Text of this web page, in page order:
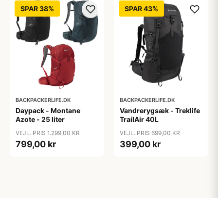
SPAR 38%
BACKPACKERLIFE.DK
Daypack - Montane
Azote - 25 liter
VEJL. PRIS 1.299,00 KR
799,00 kr
SPAR 43%
BACKPACKERLIFE.DK
Vandrerygsæk - Treklife
TrailAir 40L
VEJL. PRIS 699,00 KR
399,00 kr